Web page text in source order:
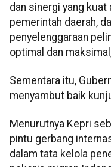
dan sinergi yang
pemerintah daerah,
penyelenggaraan
optimal dan
Sementara itu,
menyambut baik
Menurutnya Kepri
pintu gerbang
dalam tata kelola